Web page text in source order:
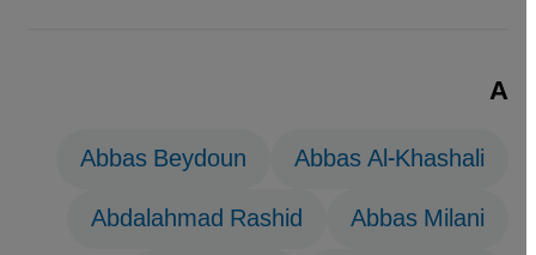
A
Abbas Al-Khashali
Abbas Beydoun
Abbas Milani
Abdalahmad Rashid